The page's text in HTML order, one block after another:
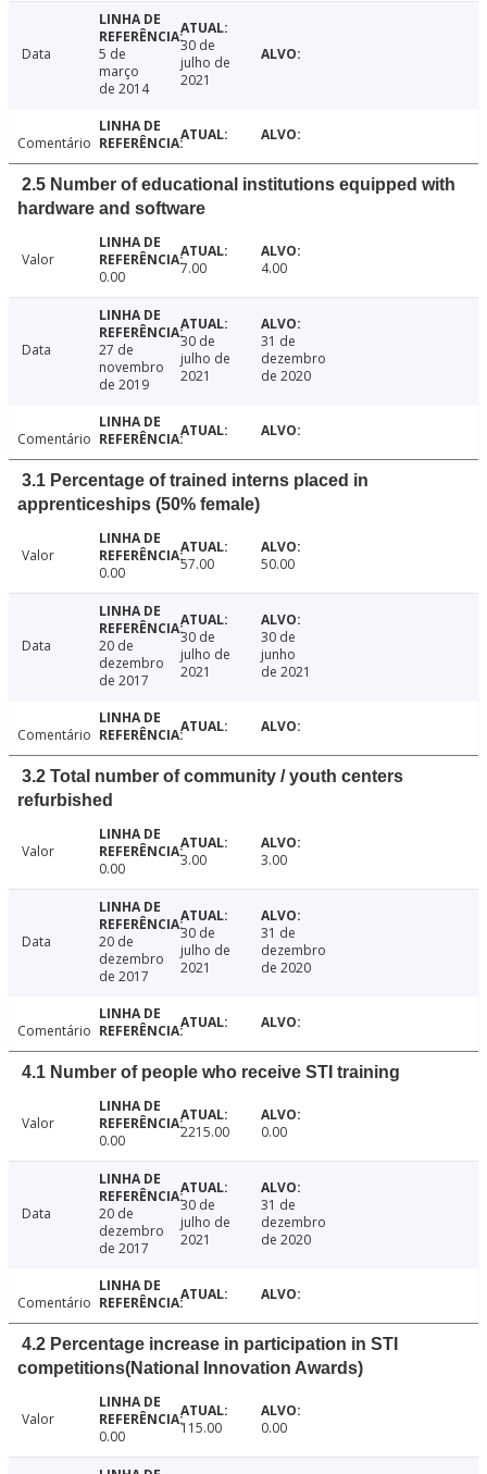
Data
5 de
março
de 2014
30 de
julho de
2021
Comentário
2.5 Number of educational institutions equipped with
hardware and software
Valor
0.00
7.00 4.00
Data
27 de
novembro
de 2019
30 de
julho de
2021
31 de
dezembro
de 2020
Comentário
3.1 Percentage of trained interns placed in
apprenticeships (50% female)
Valor
0.00
57.00 50.00
Data
20 de
dezembro
de 2017
30 de
julho de
2021
30 de
junho
de 2021
Comentário
3.2 Total number of community / youth centers
refurbished
Valor
0.00
3.00 3.00
Data
20 de
dezembro
de 2017
30 de
julho de
2021
31 de
dezembro
de 2020
Comentário
4.1 Number of people who receive STI training
Valor
0.00
2215.00 0.00
Data
20 de
dezembro
de 2017
30 de
julho de
2021
31 de
dezembro
de 2020
Comentário
4.2 Percentage increase in participation in STI
competitions(National Innovation Awards)
Valor
0.00
115.00 0.00